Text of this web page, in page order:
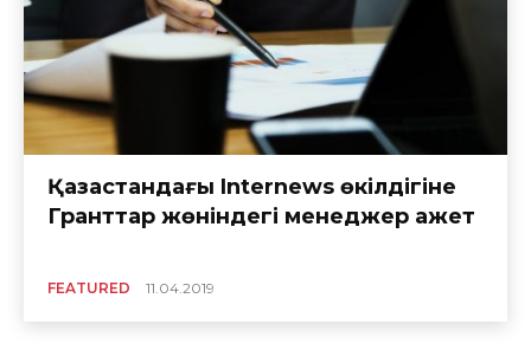
Қазақстандағы Internews өкілдігіне
Гранттар жөніндегі менеджер қажет
FEATURED 11.04.2019